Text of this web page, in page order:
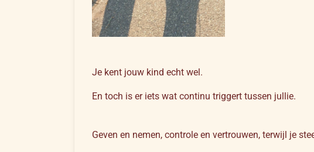
Je kent jouw kind echt wel.
En toch is er iets wat continu triggert tussen jullie.
Geven en nemen, controle en vertrouwen, terwijl je